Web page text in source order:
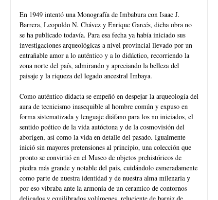
En 1949 intentó una Monografía de Imbabura con Isaac J.
Barrera, Leopoldo N. Chávez y Enrique Garcés, dicha obra no
se ha publicado todavía. Para esa fecha ya había iniciado sus
investigaciones arqueológicas a nivel provincial llevado por un
entrañable amor a lo auténtico y a lo didáctico, recorriendo la
zona norte del país, admirando y apreciando la belleza del
paisaje y la riqueza del legado ancestral Imbaya.
Como auténtico didacta se empeñó en despejar la arqueología del
aura de tecnicismo inasequible al hombre común y expuso en
forma sistematizada y lenguaje diáfano para los no iniciados, el
sentido poético de la vida autóctona y de la cosmovisión del
aborígen, así como la vida en detalle del pasado. Igualmente
inició sin mayores pretensiones al principio, una colección que
pronto se convirtió en el Museo de objetos prehistóricos de
piedra más grande y notable del país, cuidándolo esmeradamente
como parte de nuestra identidad y de nuestra alma milenaria y
por eso vibraba ante la armonía de un ceramico de contornos